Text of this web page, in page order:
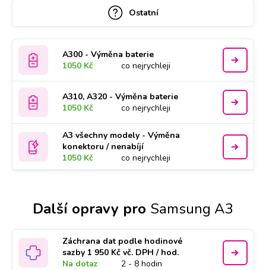
Ostatní
A300 - Výměna baterie
1050 Kč
co nejrychleji
A310, A320 - Výměna baterie
1050 Kč
co nejrychleji
A3 všechny modely - Výměna
konektoru / nenabíjí
1050 Kč
co nejrychleji
Další opravy pro Samsung A3
Záchrana dat podle hodinové
sazby 1 950 Kč vč. DPH / hod.
Na dotaz
2 - 8 hodin